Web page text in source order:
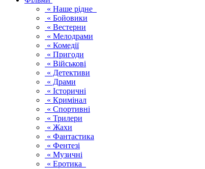
« Наше рідне
« Бойовики
« Вестерни
« Мелодрами
« Комедії
« Пригоди
« Військові
« Детективи
« Драми
« Історичні
« Кримінал
« Спортивні
« Трилери
« Жахи
« Фантастика
« Фентезі
« Музичні
« Еротика